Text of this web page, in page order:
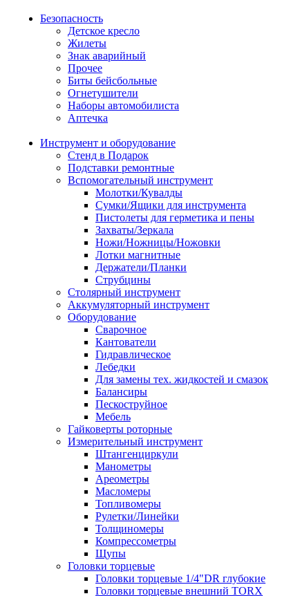
Безопасность
Детское кресло
Жилеты
Знак аварийный
Прочее
Биты бейсбольные
Огнетушители
Наборы автомобилиста
Аптечка
Инструмент и оборудование
Стенд в Подарок
Подставки ремонтные
Вспомогательный инструмент
Молотки/Кувалды
Сумки/Ящики для инструмента
Пистолеты для герметика и пены
Захваты/Зеркала
Ножи/Ножницы/Ножовки
Лотки магнитные
Держатели/Планки
Струбцины
Столярный инструмент
Аккумуляторный инструмент
Оборудование
Сварочное
Кантователи
Гидравлическое
Лебедки
Для замены тех. жидкостей и смазок
Балансиры
Пескоструйное
Мебель
Гайковерты роторные
Измерительный инструмент
Штангенциркули
Манометры
Ареометры
Масломеры
Топливомеры
Рулетки/Линейки
Толщиномеры
Компрессометры
Щупы
Головки торцевые
Головки торцевые 1/4"DR глубокие
Головки торцевые внешний TORX